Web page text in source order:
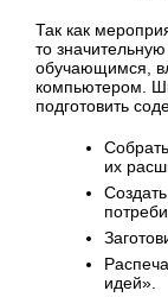
Так как
то
обучающимся,
компьютером.
подготовить
их
идей».